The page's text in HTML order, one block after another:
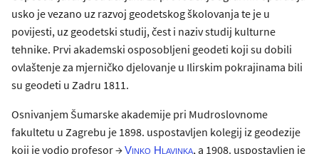
usko je vezano uz razvoj geodetskog školovanja te je u
povijesti, uz geodetski studij, čest i naziv studij kulturne
tehnike. Prvi akademski osposobljeni geodeti koji su dobili
ovlaštenje za mjerničko djelovanje u Ilirskim pokrajinama bili
su geodeti u Zadru 1811.
Osnivanjem Šumarske akademije pri Mudroslovnome
fakultetu u Zagrebu je 1898. uspostavljen kolegij iz geodezije
koji je vodio profesor →Vinko Hlavinka, a 1908. uspostavljen je